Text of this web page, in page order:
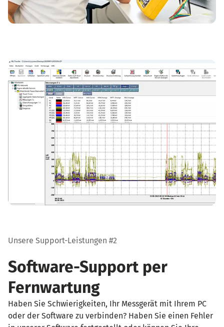
Unsere Support-Leistungen #2
Software-Support per
Fernwartung
Haben Sie Schwierigkeiten, Ihr Messgerät mit Ihrem PC
oder der Software zu verbinden? Haben Sie einen Fehler